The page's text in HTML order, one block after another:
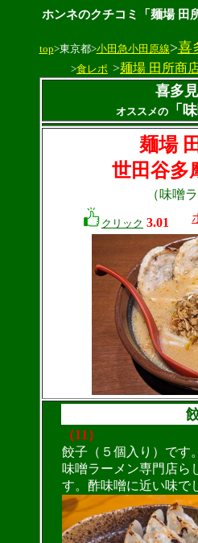
ホンネのクチコミ「麺場 田
top>東京都>小田急小田原線>喜
>食レポ >麺場 田所商
喜多
オススメの
「
麺場
世田谷多
（味噌
クリック 3.01
（11）
餃子（５個入り）です
味噌ラーメン専門店ら
す。酢味噌に近い味で